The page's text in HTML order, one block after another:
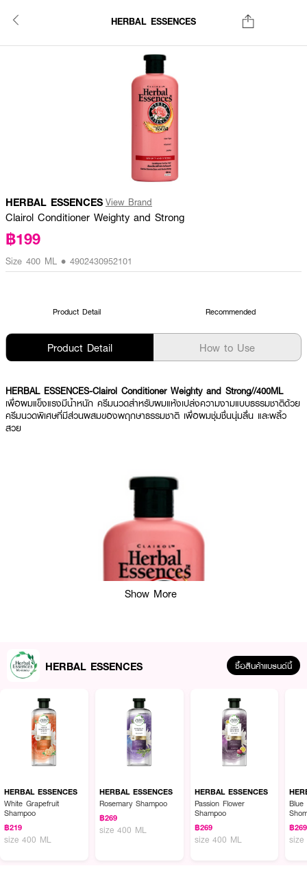
HERBAL ESSENCES
HERBAL ESSENCES View Brand
Clairol Conditioner Weighty and Strong
฿199
Size 400 ML • 4902430952101
Product Detail Recommended
Product Detail How to Use
HERBAL ESSENCES-Clairol Conditioner Weighty and Strong//400ML
เพื่อผมแข็งแรงมีน้ำหนัก ครีมนวดสำหรับผมแห้งเปล่งความงามแบบธรรมชาติด้วย
ครีมนวดพิเศษที่มีส่วนผสมของพฤกษาธรรมชาติ เพื่อผมชุ่มชื่นนุ่มลื่น และพลิ้ว
สวย
ผลลัพธ์ที่ได้ :
เพื่อผมแข็งแรงมีน้ำหนัก ครีมนวดสำหรับผมแห้งเปล่งความงามแบบธรรมชาติด้วย
ครีมนวดพิเศษที่มีส่วนผสมของพฤกษาธรรมชาติ เพื่อผมชุ่มชื่นนุ่มลื่น และพลิ้ว
สวย
Show More
HERBAL ESSENCES ซื้อสินค้าแบรนด์นี้
HERBAL ESSENCES
White Grapefruit
Shampoo
฿219
size 400 ML
HERBAL ESSENCES
Rosemary Shampoo
฿269
size 400 ML
HERBAL ESSENCES
Passion Flower
Shampoo
฿269
size 400 ML
Blue
฿269
size